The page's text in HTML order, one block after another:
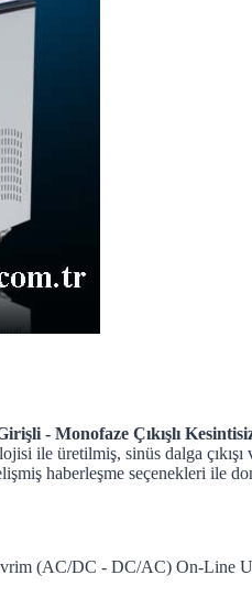
- Monofaze Çıkışlı
ile üretilmiş, sinüs dalga çıkışı
haberleşme seçenekleri ile
(AC/DC - DC/AC) On-Line